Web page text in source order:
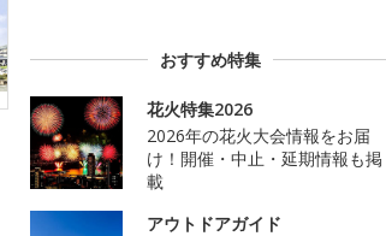
おすすめ特集
花火特集2026
2026年の花火大会情報をお届
け！開催・中止・延期情報も掲
載
アウトドアガイド